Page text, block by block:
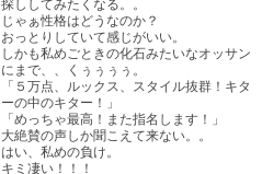
探ししてみたくなる。。
じゃぁ性格はどうなのか？
おっとりしていて感じがいい。
しかも私めごときの化石みたいなオッサン
にまで、、くぅぅぅぅ。
「５万点、ルックス、スタイル抜群！キタ
ーの中のキター！」
「めっちゃ最高！また指名します！」
大絶賛の声しか聞こえて来ない。。
はい、私めの負け。
キミ凄い！！！